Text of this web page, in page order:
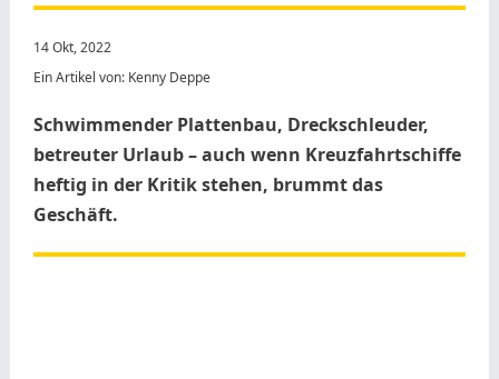
14 Okt, 2022
Ein Artikel von: Kenny Deppe
Schwimmender Plattenbau, Dreckschleuder,
betreuter Urlaub – auch wenn Kreuzfahrtschiffe
heftig in der Kritik stehen, brummt das
Geschäft.